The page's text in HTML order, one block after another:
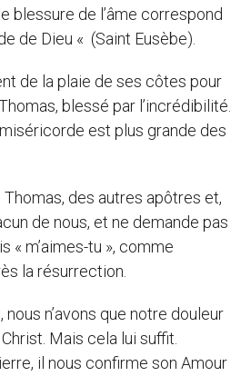
blessure de l’âme correspond
de Dieu « (Saint Eusèbe).
de la plaie de ses côtes pour
blessé par l’incrédibilité.
est plus grande des
Thomas, des autres apôtres et,
de nous, et ne demande pas
« m’aimes-tu », comme
la résurrection.
n’avons que notre douleur
Mais cela lui suffit.
il nous confirme son Amour